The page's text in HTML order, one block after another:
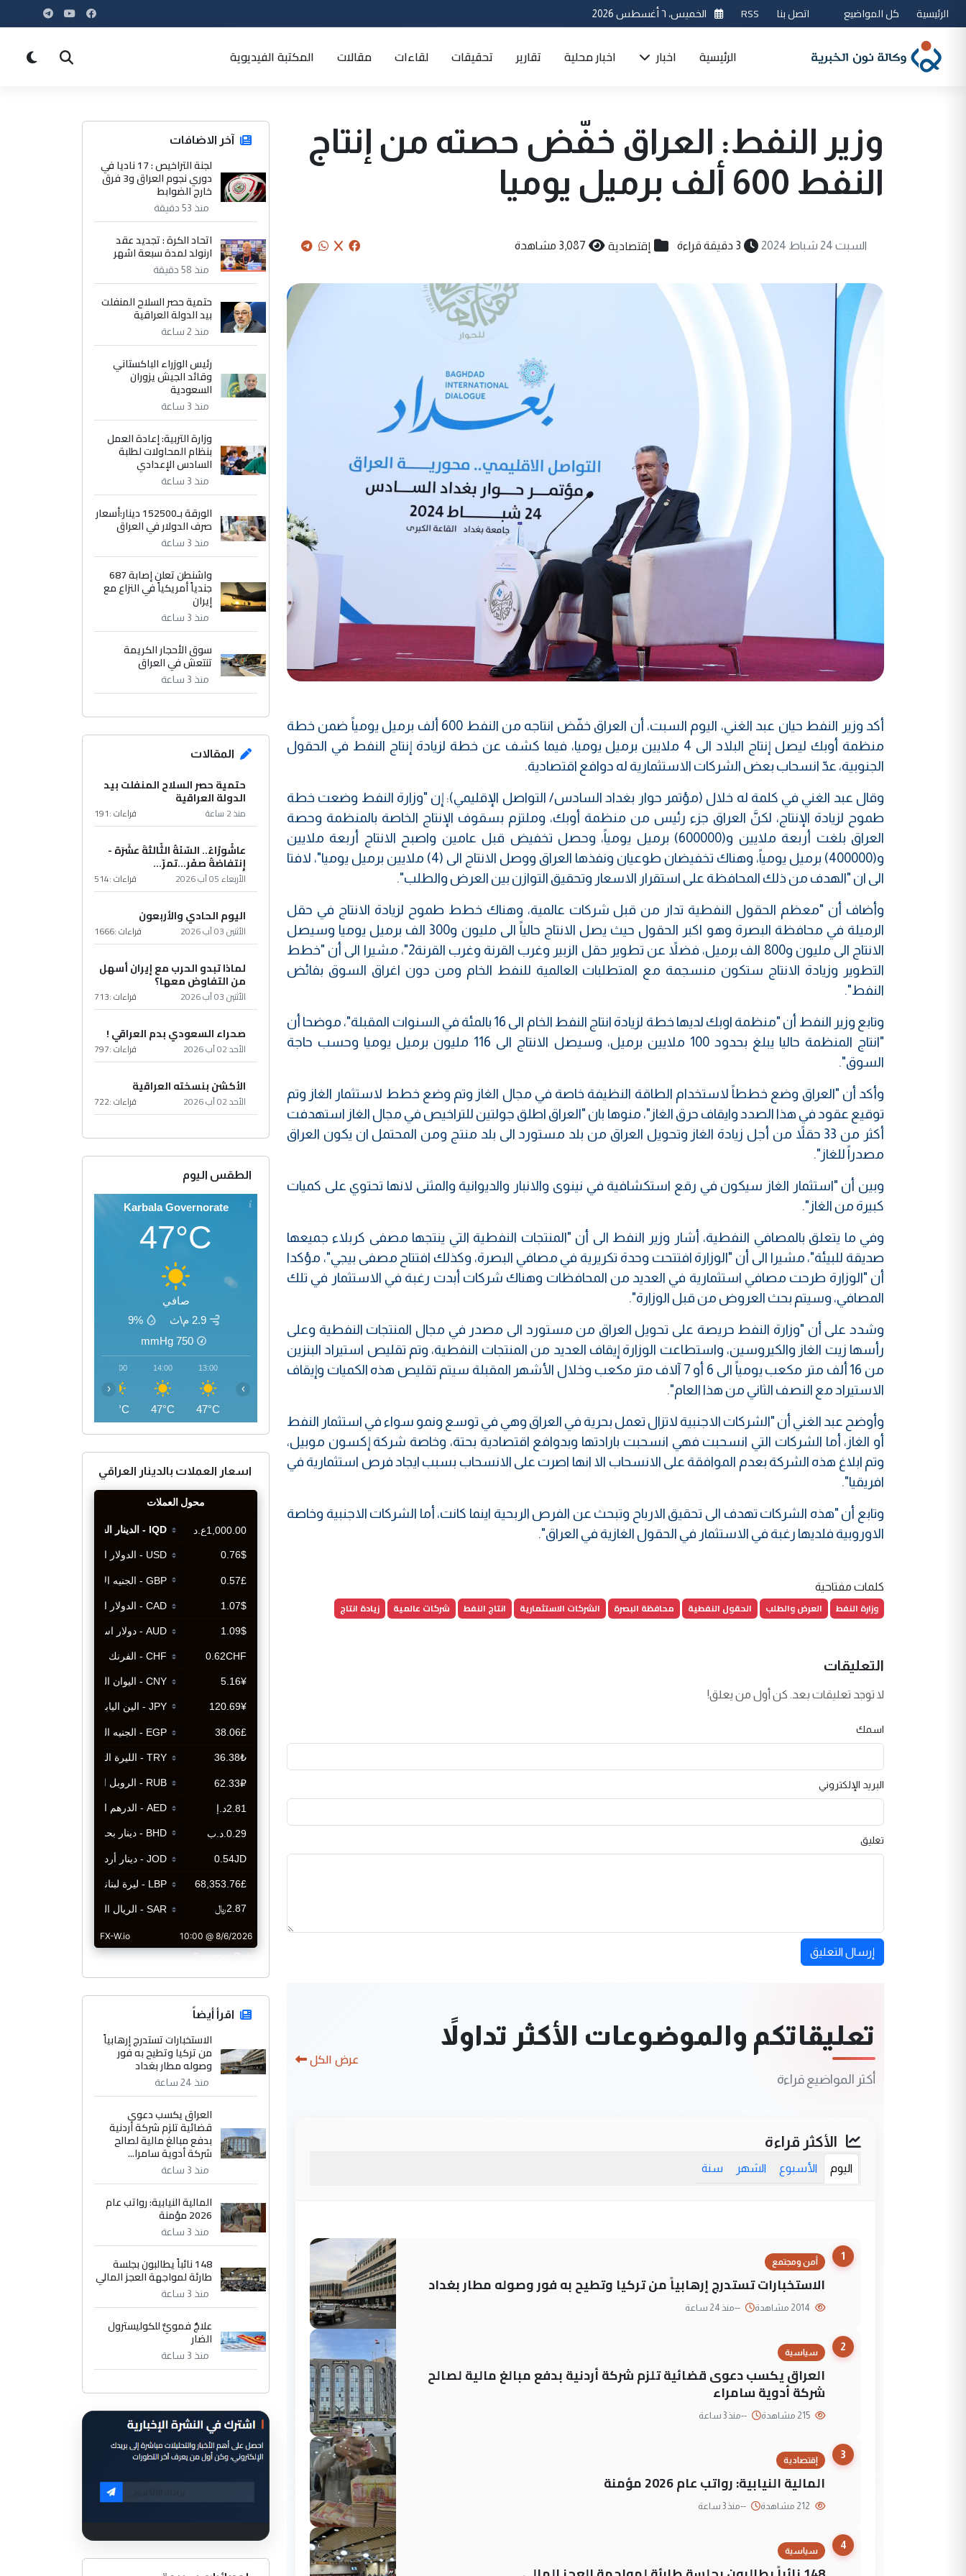
الرئيسية كل المواضيع اتصل بنا RSS الخميس، ٦ أغسطس 2026
الرئيسية اخبار اخبار محلية تقارير تحقيقات لقاءات مقالات المكتبة الفيديوية
وزير النفط: العراق خفّض حصته من إنتاج
النفط 600 ألف برميل يوميا
السبت 24 شباط 2024 3 دقيقة قراءة إقتصادية 3,087 مشاهدة
أكد وزير النفط حيان عبد الغني، اليوم السبت، أن العراق خفّض انتاجه من النفط 600 ألف برميل يومياً ضمن خطة
منظمة أوبك ليصل إنتاج البلاد الى 4 ملايين برميل يوميا، فيما كشف عن خطة لزيادة إنتاج النفط في الحقول
الجنوبية، عدّ انسحاب بعض الشركات الاستثمارية له دوافع اقتصادية.
وقال عبد الغني في كلمة له خلال (مؤتمر حوار بغداد السادس/ التواصل الإقليمي): إن "وزارة النفط وضعت خطة
طموح لزيادة الإنتاج، لكنَّ العراق جزء رئيس من منظمة أوبك، وملتزم بسقوف الإنتاج الخاصة بالمنظمة وحصة
العراق بلغت أربعة ملايين و(600000) برميل يومياً، وحصل تخفيض قبل عامين واصبح الانتاج أربعة ملايين
و(400000) برميل يومياً، وهناك تخفيضان طوعيان ونفذها العراق ووصل الانتاج الى (4) ملايين برميل يوميا"، لافتا
الى ان "الهدف من ذلك المحافظة على استقرار الاسعار وتحقيق التوازن بين العرض والطلب".
وأضاف أن "معظم الحقول النفطية تدار من قبل شركات عالمية، وهناك خطط طموح لزيادة الانتاج في حقل
الرميلة في محافظة البصرة وهو اكبر الحقول حيث يصل الانتاج حالياً الى مليون و300 الف برميل يوميا وسيصل
الانتاج الى مليون و800 الف برميل، فضلاً عن تطوير حقل الزبير وغرب القرنة وغرب القرنة2"، مشيرا الى أن "خطط
التطوير وزيادة الانتاج ستكون منسجمة مع المتطلبات العالمية للنفط الخام ومن دون اغراق السوق بفائض
النفط".
وتابع وزير النفط أن "منظمة اوبك لديها خطة لزيادة انتاج النفط الخام الى 16 بالمئة في السنوات المقبلة"، موضحا أن
"انتاج المنظمة حاليا يبلغ بحدود 100 ملايين برميل، وسيصل الانتاج الى 116 مليون برميل يوميا وحسب حاجة
السوق".
وأكد أن "العراق وضع خططاً لاستخدام الطاقة النظيفة خاصة في مجال الغاز وتم وضع خطط لاستثمار الغاز وتم
توقيع عقود في هذا الصدد وايقاف حرق الغاز"، منوها بان "العراق اطلق جولتين للتراخيص في مجال الغاز استهدفت
أكثر من 33 حقلاً من أجل زيادة الغاز وتحويل العراق من بلد مستورد الى بلد منتج ومن المحتمل ان يكون العراق
مصدراً للغاز".
وبين أن "استثمار الغاز سيكون في رقع استكشافية في نينوى والانبار والديوانية والمثنى لانها تحتوي على كميات
كبيرة من الغاز".
وفي ما يتعلق بالمصافي النفطية، أشار وزير النفط الى أن "المنتجات النفطية التي ينتجها مصفى كربلاء جميعها
صديقة للبيئة"، مشيرا الى أن "الوزارة افتتحت وحدة تكريرية في مصافي البصرة، وكذلك افتتاح مصفى بيجي"، مؤكدا
أن "الوزارة طرحت مصافي استثمارية في العديد من المحافظات وهناك شركات أبدت رغبة في الاستثمار في تلك
المصافي، وسيتم بحث العروض من قبل الوزارة".
وشدد على أن "وزارة النفط حريصة على تحويل العراق من مستورد الى مصدر في مجال المنتجات النفطية وعلى
رأسها زيت الغاز والكيروسين، واستطاعت الوزارة إيقاف العديد من المنتجات النفطية، وتم تقليص استيراد البنزين
من 16 ألف متر مكعب يومياً الى 6 أو 7 آلاف متر مكعب وخلال الأشهر المقبلة سيتم تقليص هذه الكميات وإيقاف
الاستيراد مع النصف الثاني من هذا العام".
وأوضح عبد الغني أن "الشركات الاجنبية لاتزال تعمل بحرية في العراق وهي في توسع ونمو سواء في استثمار النفط
أو الغاز، أما الشركات التي انسحبت فهي انسحبت بارادتها وبدوافع اقتصادية بحتة، وخاصة شركة إكسون موبيل،
وتم ابلاغ هذه الشركة بعدم الموافقة على الانسحاب الا انها اصرت على الانسحاب بسبب ايجاد فرص استثمارية في
افريقيا".
وتابع أن "هذه الشركات تهدف الى تحقيق الارباح وتبحث عن الفرص الربحية اينما كانت، أما الشركات الاجنبية وخاصة
الاوروبية فلديها رغبة في الاستثمار في الحقول الغازية في العراق".
كلمات مفتاحية
وزارة النفط العرض والطلب الحقول النفطية محافظة البصرة الشركات الاستثمارية انتاج النفط شركات عالمية زيادة انتاج
التعليقات
لا توجد تعليقات بعد. كن أول من يعلق!
اسمك
البريد الإلكتروني
تعليق
إرسال التعليق
تعليقاتكم والموضوعات الأكثر تداولاً
أكثر المواضيع قراءة
عرض الكل
الأكثر قراءة
اليوم الأسبوع الشهر سنة
1
أمن ومجتمع
الاستخبارات تستدرج إرهابياً من تركيا وتطيح به فور وصوله مطار بغداد
--منذ 24 ساعة
2
سياسية
العراق يكسب دعوى قضائية تلزم شركة أردنية بدفع مبالغ مالية لصالح
شركة أدوية سامراء
--منذ 3 ساعة
3
إقتصادية
المالية النيابية: رواتب عام 2026 مؤمنة
--منذ 3 ساعة
4
سياسية
آخر الاضافات
لجنة التراخيص : 17 ناديا في
دوري نجوم العراق و3 فرق
خارج الضوابط
منذ 53 دقيقة
اتحاد الكرة : تجديد عقد
ارنولد لمدة سبعة اشهر
منذ 58 دقيقة
حتمية حصر السلاح المنفلت
بيد الدولة العراقية
منذ 2 ساعة
رئيس الوزراء الباكستاني
وقائد الجيش يزوران
السعودية
منذ 3 ساعة
وزارة التربية: إعادة العمل
بنظام المحاولات لطلبة
السادس الإعدادي
منذ 3 ساعة
الورقة بـ152500 دينار:أسعار
صرف الدولار في العراق
منذ 3 ساعة
واشنطن تعلن إصابة 687
جندياً أمريكياً في النزاع مع
إيران
منذ 3 ساعة
سوق الأحجار الكريمة
تنتعش في العراق
منذ 3 ساعة
المقالات
حتمية حصر السلاح المنفلت بيد
الدولة العراقية
منذ 2 ساعة قراءات :191
عاشُورْاءُ.. السّنَةُ الثّالثةَ عشَرَة -
إِنتفاضةُ صفَر…تمرّ...
الأربعاء 05 آب 2026 قراءات :514
اليوم الحادي والأربعون
الأثنين 03 آب 2026 قراءات :1666
لماذا تبدو الحرب مع إيران أسهل
من التفاوض معها؟
الأثنين 03 آب 2026 قراءات :713
صحراء السعودي بدم العراقي !
الأحد 02 آب 2026 قراءات :797
الأكشن بنسخته العراقية
الأحد 02 آب 2026 قراءات :722
الطقس اليوم
Karbala Governorate
47°C
صافي
2.9 م\ث
9%
750
mmHg
13:00
47°C
14:00
47°C
15:00
48°C
‹ ›
اسعار العملات بالدينار العراقي
CurrencyRate
اقرأ أيضاً
الاستخبارات تستدرج إرهابياً
من تركيا وتطيح به فور
وصوله مطار بغداد
منذ 24 ساعة
العراق يكسب دعوى
قضائية تلزم شركة أردنية
بدفع مبالغ مالية لصالح
شركة أدوية سامرا...
منذ 3 ساعة
المالية النيابية: رواتب عام
2026 مؤمنة
منذ 3 ساعة
148 نائباً يطالبون بجلسة
طارئة لمواجهة العجز المالي
منذ 3 ساعة
علاجٌ فمويٌّ للكوليسترول
الضار
منذ 3 ساعة